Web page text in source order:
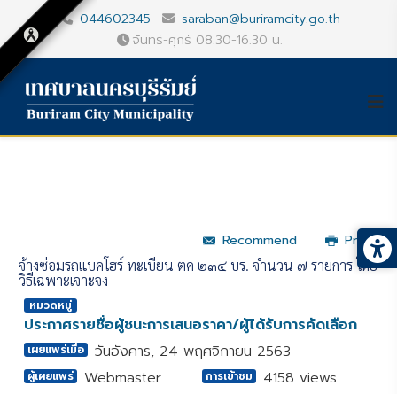
044602345
saraban@buriramcity.go.th
จันทร์-ศุกร์ 08.30-16.30 น.
Recommend
Print
จ้างซ่อมรถแบคโฮร์ ทะเบียน ตค ๒๓๔ บร. จำนวน ๗ รายการ โดย
วิธีเฉพาะเจาะจง
หมวดหมู่
ประกาศรายชื่อผู้ชนะการเสนอราคา/ผู้ได้รับการคัดเลือก
เผยแพร่เมื่อ วันอังคาร, 24 พฤศจิกายน 2563
ผู้เผยแพร่ Webmaster การเข้าชม 4158 views